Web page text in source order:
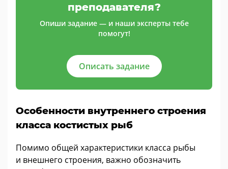
преподавателя?
Опиши задание — и наши эксперты тебе
помогут!
Описать задание
Особенности внутреннего строения
класса костистых рыб
Помимо общей характеристики класса рыбы
и внешнего строения, важно обозначить